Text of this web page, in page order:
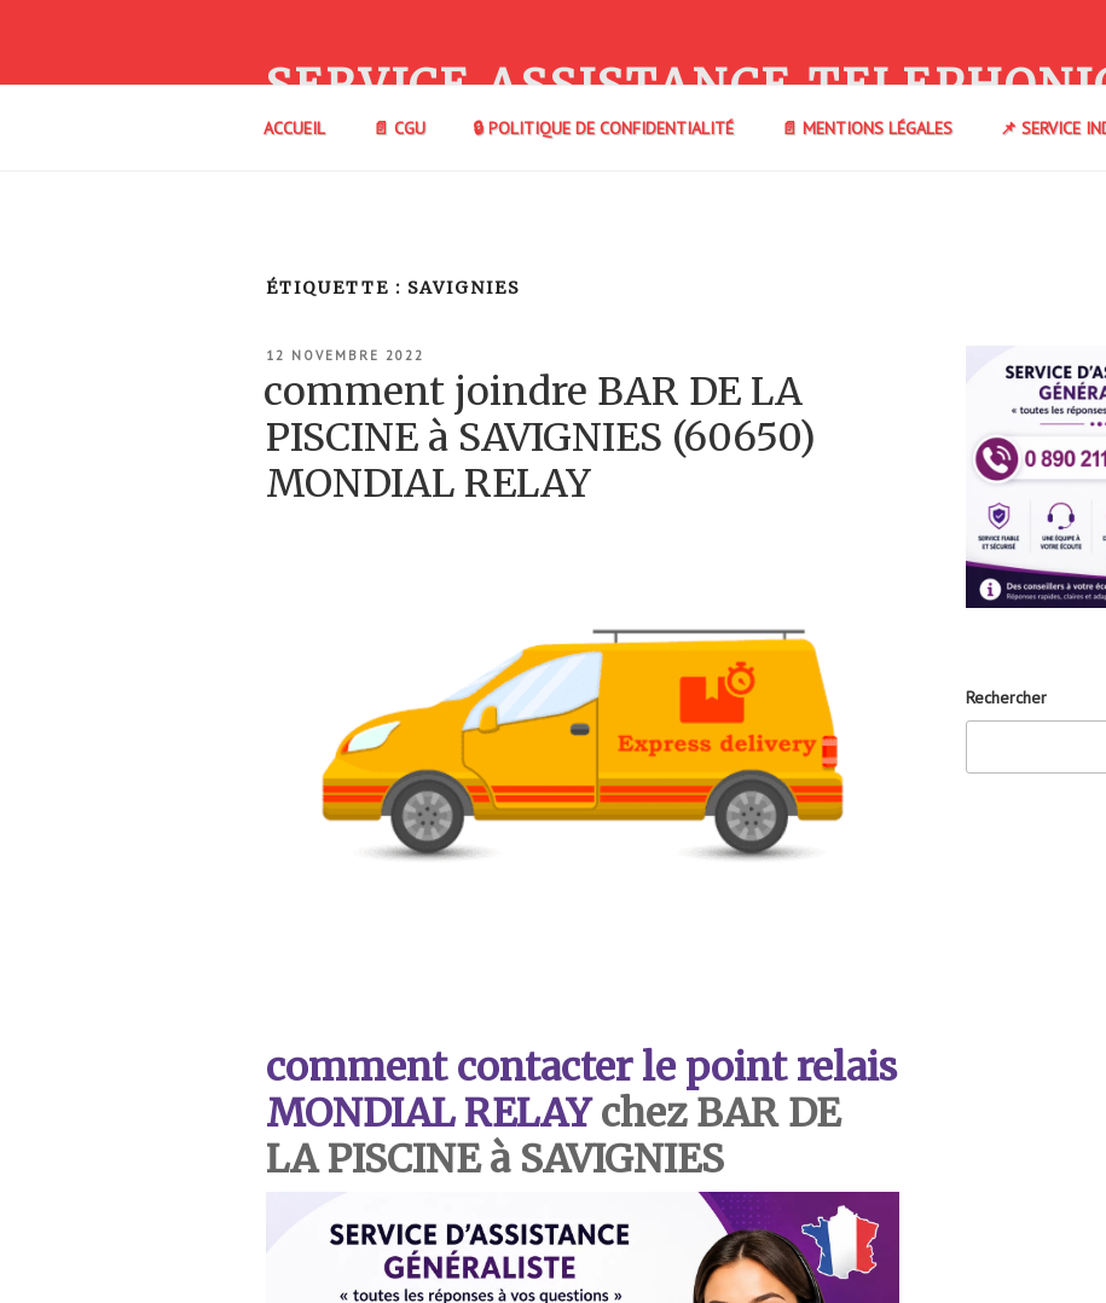
SERVICE ASSISTANCE
ACCUEIL 📄 CGU 🔒 POLITIQUE DE CONFIDENTIALITÉ 📄 MENTIONS LÉGALES 📌 SERVICE
ÉTIQUETTE : SAVIGNIES
PUBLIÉ
12 NOVEMBRE 2022
comment joindre BAR DE LA
PISCINE à SAVIGNIES (60650)
MONDIAL RELAY
comment contacter le point relais
MONDIAL RELAYchez BAR DE
LA PISCINE à SAVIGNIES
Rechercher